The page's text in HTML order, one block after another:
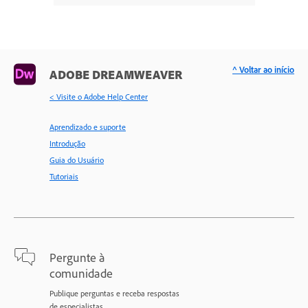
ADOBE DREAMWEAVER
< Visite o Adobe Help Center
Aprendizado e suporte
Introdução
Guia do Usuário
Tutoriais
Pergunte à
comunidade
Publique perguntas e receba respostas
^ Voltar ao início